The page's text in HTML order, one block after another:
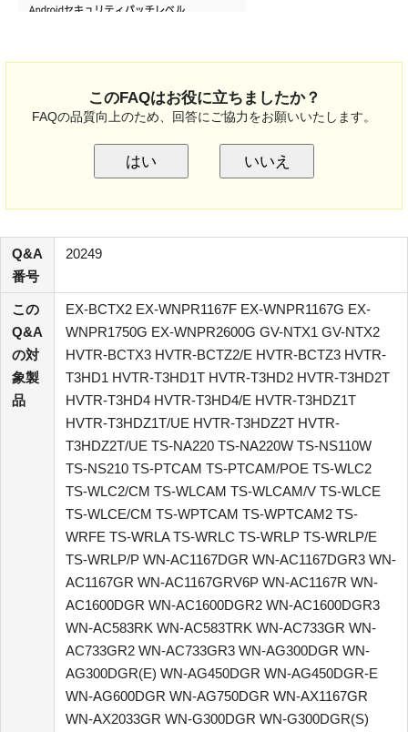
このFAQはお役に立ちましたか？
FAQの品質向上のため、回答にご協力をお願いいたします。
はい いいえ
Q&A
番号
20249
この
Q&A
の対
象製
品
EX-BCTX2 EX-WNPR1167F EX-WNPR1167G EX-
WNPR1750G EX-WNPR2600G GV-NTX1 GV-NTX2
HVTR-BCTX3 HVTR-BCTZ2/E HVTR-BCTZ3 HVTR-
T3HD1 HVTR-T3HD1T HVTR-T3HD2 HVTR-T3HD2T
HVTR-T3HD4 HVTR-T3HD4/E HVTR-T3HDZ1T
HVTR-T3HDZ1T/UE HVTR-T3HDZ2T HVTR-
T3HDZ2T/UE TS-NA220 TS-NA220W TS-NS110W
TS-NS210 TS-PTCAM TS-PTCAM/POE TS-WLC2
TS-WLC2/CM TS-WLCAM TS-WLCAM/V TS-WLCE
TS-WLCE/CM TS-WPTCAM TS-WPTCAM2 TS-
WRFE TS-WRLA TS-WRLC TS-WRLP TS-WRLP/E
TS-WRLP/P WN-AC1167DGR WN-AC1167DGR3 WN-
AC1167GR WN-AC1167GRV6P WN-AC1167R WN-
AC1600DGR WN-AC1600DGR2 WN-AC1600DGR3
WN-AC583RK WN-AC583TRK WN-AC733GR WN-
AC733GR2 WN-AC733GR3 WN-AG300DGR WN-
AG300DGR(E) WN-AG450DGR WN-AG450DGR-E
WN-AG600DGR WN-AG750DGR WN-AX1167GR
WN-AX2033GR WN-G300DGR WN-G300DGR(S)